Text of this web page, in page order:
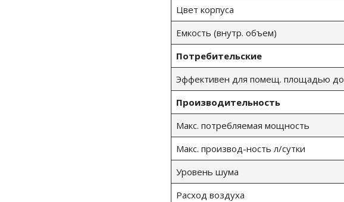
Цвет корпуса
Емкость (внутр. объем)
Потребительские
Эффективен для помещ. площадью до
Производительность
Макс. потребляемая мощность
Макс. производ-ность л/сутки
Уровень шума
Расход воздуха